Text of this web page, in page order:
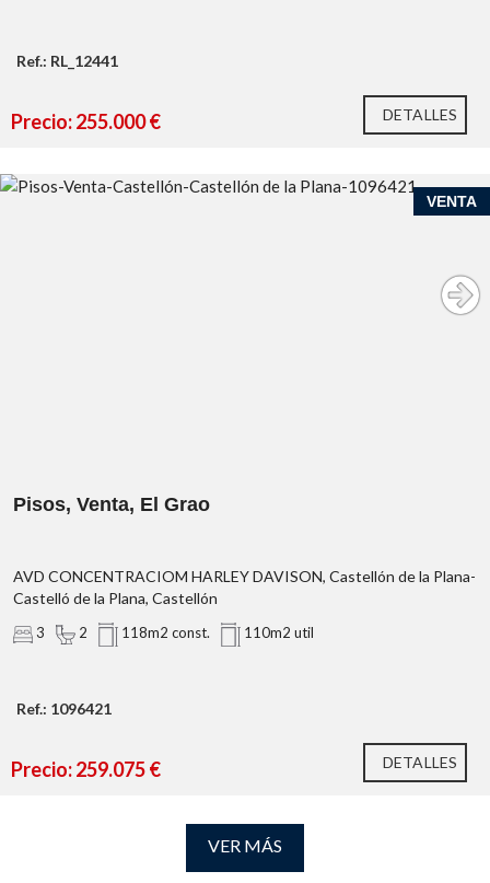
Ref.: RL_12441
Precio: 255.000 € DETALLES
VENTA
Pisos, Venta, El Grao
AVD CONCENTRACIOM HARLEY DAVISON, Castellón de la Plana-
Castelló de la Plana, Castellón
3 2 118m2 const. 110m2 util
Ref.: 1096421
Precio: 259.075 € DETALLES
VER MÁS